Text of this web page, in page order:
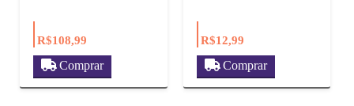
R$108,99
Comprar
R$12,99
Comprar